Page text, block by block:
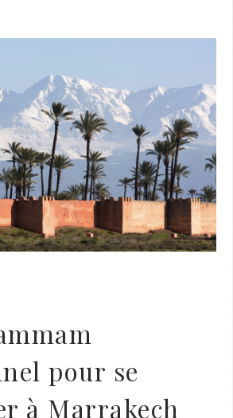
pour se
à Marrakech